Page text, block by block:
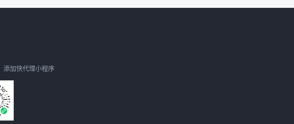
添加快代理小程序